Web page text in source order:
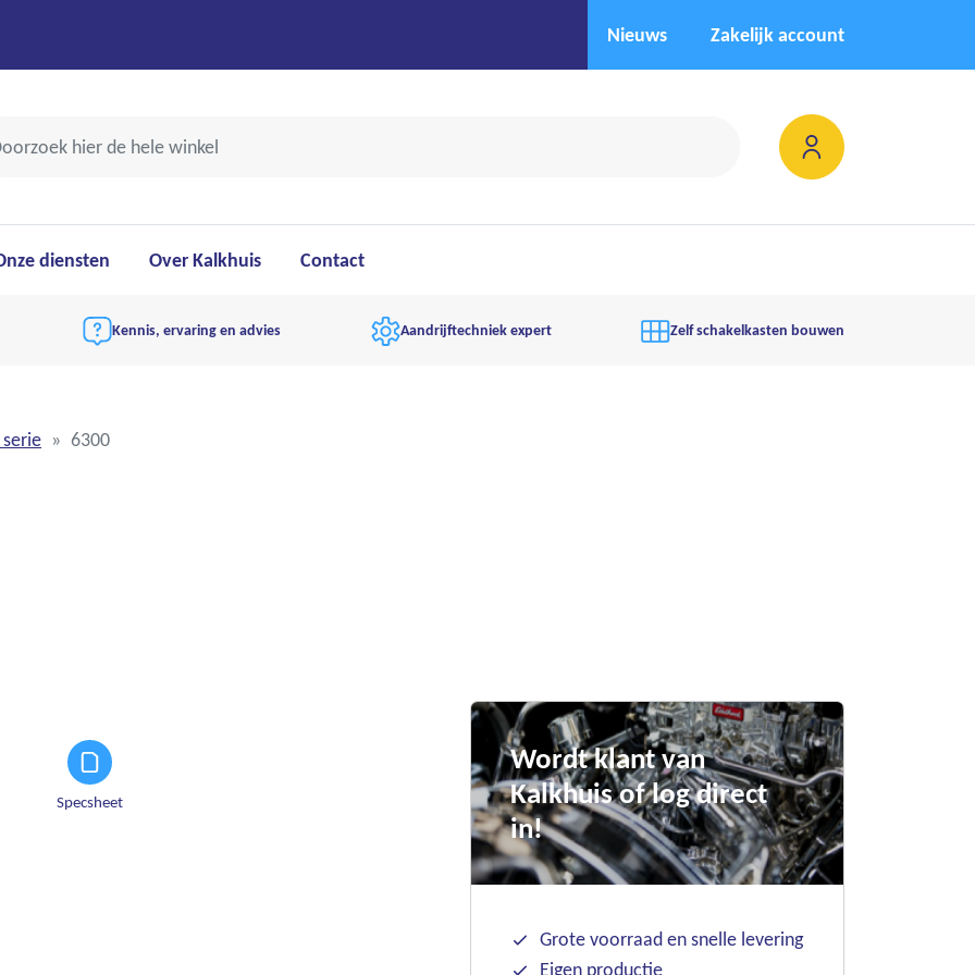
Nieuws Zakelijk account
diensten Over Kalkhuis Contact
Kennis, ervaring en advies Aandrijftechniek expert Zelf schakelkasten bouwen
6300
Specsheet
Wordt klant van
Kalkhuis of log direct
in!
Grote voorraad en snelle levering
Eigen productie